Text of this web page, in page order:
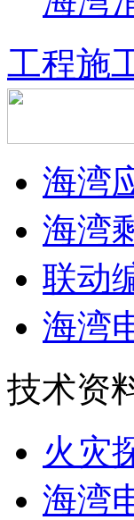
工程施
海湾
海湾
联动
海湾
技术资
火灾
海湾